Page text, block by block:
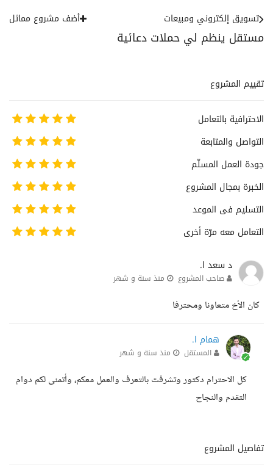
مستقل ينظم لي حملات دعائية
تسويق إلكتروني ومبيعات أضف مشروع مماثل
تقييم المشروع
الاحترافية بالتعامل
التواصل والمتابعة
جودة العمل المسلّم
الخبرة بمجال المشروع
التسليم فى الموعد
التعامل معه مرّة أخرى
د سعد ا.
صاحب المشروع منذ سنة و شهر
كان الأخ متعاونا ومحترفا
همام ا.
المستقل منذ سنة و شهر
كل الاحترام دكتور وتشرفت بالتعرف والعمل معكم، وأتمنى لكم دوام
التقدم والنجاح
تفاصيل المشروع